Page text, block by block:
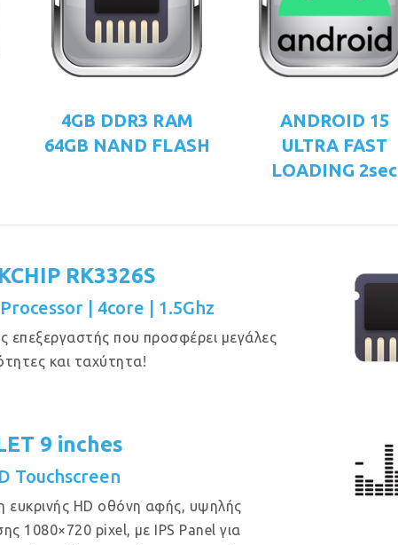
4GB DDR3 RAM
64GB NAND FLASH
ANDROID 15
ULTRA FAST
LOADING 2sec
RK3326S
| 4core | 1.5Ghz
επεξεργαστής που προσφέρει μεγάλες
και ταχύτητα!
9 inches
Touchscreen
ευκρινής HD οθόνη αφής, υψηλής
1080×720 pixel, με IPS Panel για